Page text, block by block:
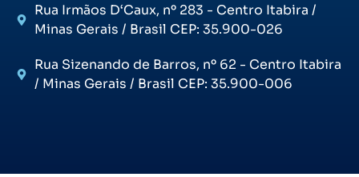
Rua Irmãos D‘Caux, nº 283 - Centro Itabira /
Minas Gerais / Brasil CEP: 35.900-026
Rua Sizenando de Barros, nº 62 - Centro Itabira
/ Minas Gerais / Brasil CEP: 35.900-006